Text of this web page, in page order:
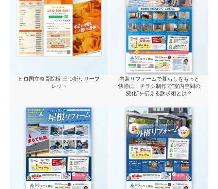
ヒロ国立整骨院様 三つ折りリーフ
レット
内装リフォームで暮らしをもっと
快適に｜チラシ制作で“室内空間の
変化”を伝える訴求術とは？